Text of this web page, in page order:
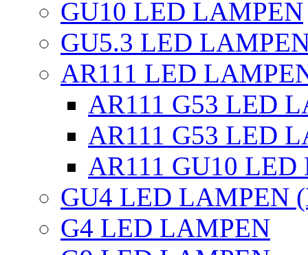
GU10 LED LAMPEN
GU5.3 LED
AR111 LED
AR111 G53 LED
AR111 G53 LED
AR111 GU10
GU4 LED LAMPEN
G4 LED LAMPEN